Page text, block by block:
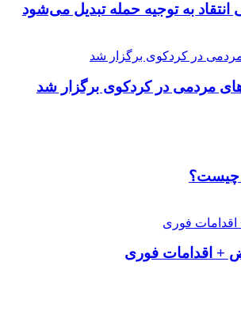
به توجیه حمله تبدیل می‌شود
مردمی در کردکوی برگزار شد
چیست؟
+ اقدامات فوری